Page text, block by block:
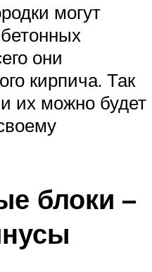
могут
они
кирпича. Так
их можно будет
блоки –